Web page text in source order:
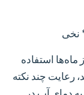
نخی
استفاده
رعایت چند نکته